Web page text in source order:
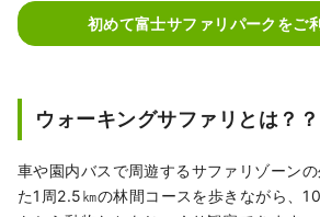
初めて富士サファリパークをご
ウォーキングサファリとは？？
車や園内バスで周遊するサファリゾーン
た1周2.5㎞の林間コースを歩きながら、